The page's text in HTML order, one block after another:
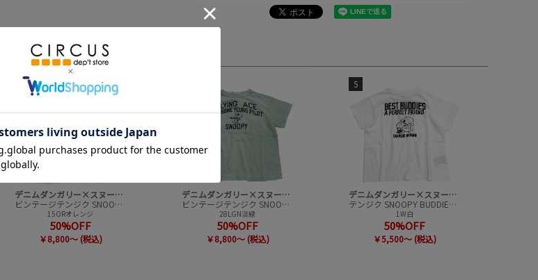
デニムダンガリー×スヌーピー
ビンテージテンジク SNOOPY HERO TEE
15ORオレンジ
50%OFF
￥8,800～ (税込)
デニムダンガリー×スヌーピー
ビンテージテンジク SNOOPY HERO TEE
28LGN淡緑
50%OFF
￥8,800～ (税込)
5
デニムダンガリー×スヌーピー
テンジク SNOOPY BUDDIES TEE
1W白
50%OFF
￥5,500～ (税込)